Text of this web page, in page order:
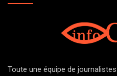
Toute une équipe de